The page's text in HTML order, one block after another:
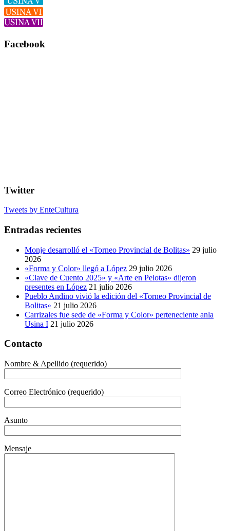
Facebook
Twitter
Tweets by EnteCultura
Entradas recientes
Monje desarrolló el «Torneo Provincial de Bolitas» 29 julio
2026
«Forma y Color» llegó a López 29 julio 2026
«Clave de Cuento 2025» y «Arte en Pelotas» dijeron
presentes en López 21 julio 2026
Pueblo Andino vivió la edición del «Torneo Provincial de
Bolitas» 21 julio 2026
Carrizales fue sede de «Forma y Color» perteneciente anla
Usina I 21 julio 2026
Contacto
Nombre & Apellido (requerido)
Correo Electrónico (requerido)
Asunto
Mensaje